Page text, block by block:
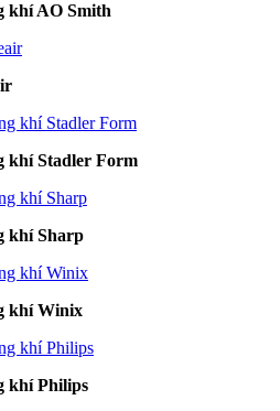
khí AO Smith
khí Stadler Form
khí Sharp
khí Winix
khí Philips